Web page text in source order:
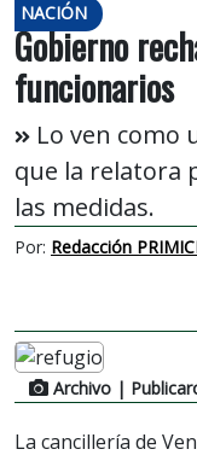
NACIÓN
Gobierno
funcionarios
Lo ven como
que la relatora
las medidas.
Por: Redacción
Archivo |
La cancillería de